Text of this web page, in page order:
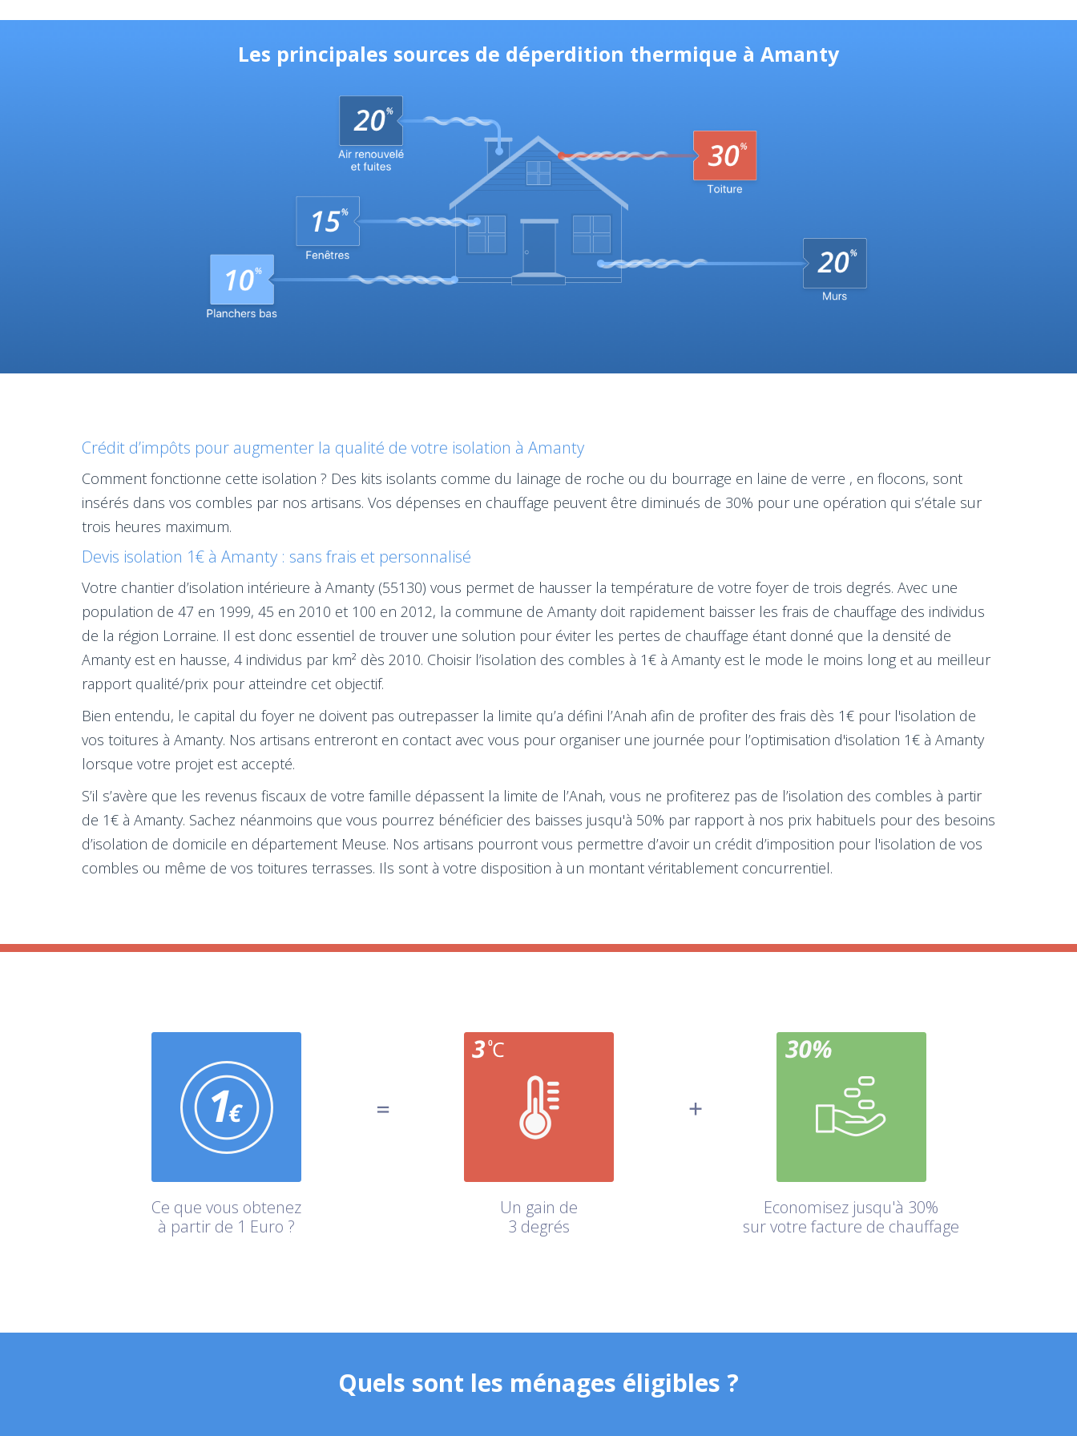
Les principales sources de déperdition thermique à Amanty
Crédit d’impôts pour augmenter la qualité de votre isolation à Amanty
Comment fonctionne cette isolation ? Des kits isolants comme du lainage de roche ou du bourrage en laine de verre , en flocons, sont
insérés dans vos combles par nos artisans. Vos dépenses en chauffage peuvent être diminués de 30% pour une opération qui s’étale sur
trois heures maximum.
Devis isolation 1€ à Amanty : sans frais et personnalisé
Votre chantier d’isolation intérieure à Amanty (55130) vous permet de hausser la température de votre foyer de trois degrés. Avec une
population de 47 en 1999, 45 en 2010 et 100 en 2012, la commune de Amanty doit rapidement baisser les frais de chauffage des individus
de la région Lorraine. Il est donc essentiel de trouver une solution pour éviter les pertes de chauffage étant donné que la densité de
Amanty est en hausse, 4 individus par km² dès 2010. Choisir l’isolation des combles à 1€ à Amanty est le mode le moins long et au meilleur
rapport qualité/prix pour atteindre cet objectif.
Bien entendu, le capital du foyer ne doivent pas outrepasser la limite qu’a défini l’Anah afin de profiter des frais dès 1€ pour l'isolation de
vos toitures à Amanty. Nos artisans entreront en contact avec vous pour organiser une journée pour l’optimisation d'isolation 1€ à Amanty
lorsque votre projet est accepté.
S’il s’avère que les revenus fiscaux de votre famille dépassent la limite de l’Anah, vous ne profiterez pas de l’isolation des combles à partir
de 1€ à Amanty. Sachez néanmoins que vous pourrez bénéficier des baisses jusqu'à 50% par rapport à nos prix habituels pour des besoins
d’isolation de domicile en département Meuse. Nos artisans pourront vous permettre d’avoir un crédit d’imposition pour l'isolation de vos
combles ou même de vos toitures terrasses. Ils sont à votre disposition à un montant véritablement concurrentiel.
Ce que vous obtenez
à partir de 1 Euro ?
Un gain de
3 degrés
Economisez jusqu'à 30%
sur votre facture de chauffage
Quels sont les ménages éligibles ?